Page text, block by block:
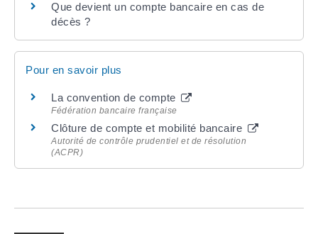
Que devient un compte bancaire en cas de
décès ?
Pour en savoir plus
La convention de compte
Fédération bancaire française
Clôture de compte et mobilité bancaire
Autorité de contrôle prudentiel et de résolution
(ACPR)